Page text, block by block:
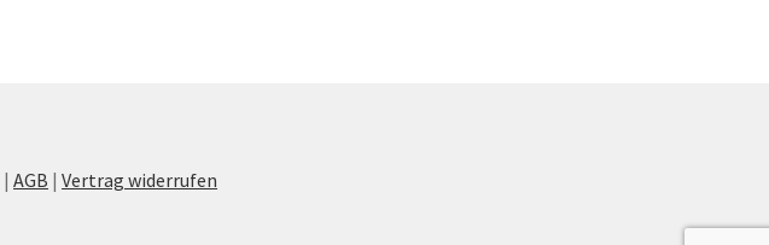
|AGB |Vertrag widerrufen